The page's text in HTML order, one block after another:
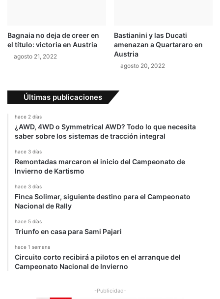
s
t
e
o
l
n
Bagnaia no deja de creer en
el título: victoria en Austria
agosto 21, 2022
Bastianini y las Ducati
amenazan a Quartararo en
Austria
agosto 20, 2022
Últimas publicaciones
hace 2 días
¿AWD, 4WD o Symmetrical AWD? Todo lo que necesita
saber sobre los sistemas de tracción integral
hace 3 días
Remontadas marcaron el inicio del Campeonato de
Invierno de Kartismo
hace 3 días
Finca Solimar, siguiente destino para el Campeonato
Nacional de Rally
hace 5 días
Triunfo en casa para Sami Pajari
hace 1 semana
Circuito corto recibirá a pilotos en el arranque del
Campeonato Nacional de Invierno
-Publicidad-